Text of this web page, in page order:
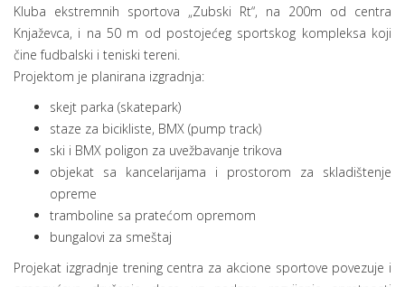
Kluba ekstremnih sportova „Zubski Rt“, na 200m od centra
Knjaževca, i na 50 m od postojećeg sportskog kompleksa koji
čine fudbalski i teniski tereni.
Projektom je planirana izgradnja:
skejt parka (skatepark)
staze za bicikliste, BMX (pump track)
ski i BMX poligon za uvežbavanje trikova
objekat sa kancelarijama i prostorom za skladištenje
opreme
tramboline sa pratećom opremom
bungalovi za smeštaj
Projekat izgradnje trening centra za akcione sportove povezuje i